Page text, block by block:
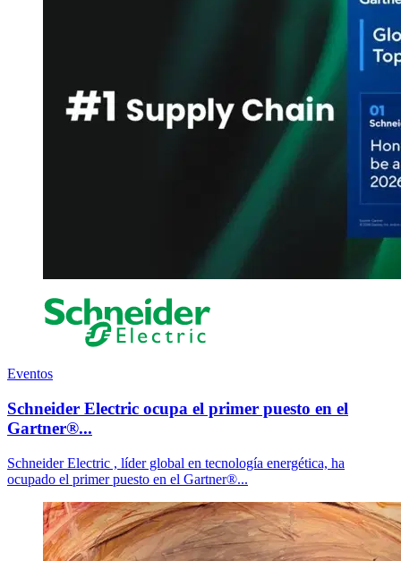
Eventos
Schneider Electric ocupa el primer puesto en el
Gartner®...
Schneider Electric , líder global en tecnología energética, ha
ocupado el primer puesto en el Gartner®...